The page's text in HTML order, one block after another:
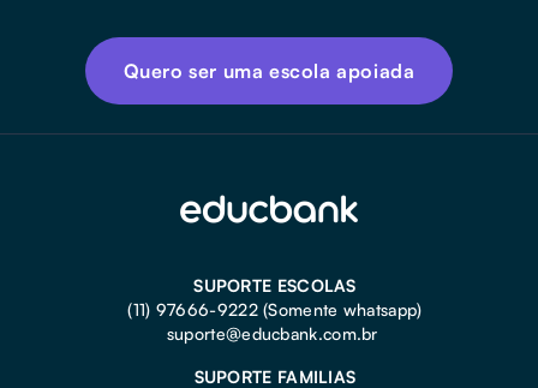
Quero ser uma escola apoiada
SUPORTE ESCOLAS
(11) 97666-9222 (Somente whatsapp)
suporte@educbank.com.br
SUPORTE FAMILIAS